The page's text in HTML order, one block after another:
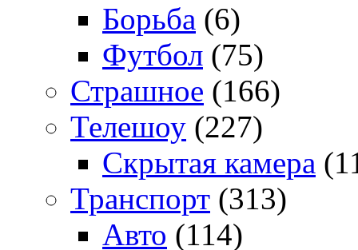
Борьба (6)
Футбол (75)
Страшное (166)
Телешоу (227)
Скрытая камера
Транспорт (313)
Авто (114)